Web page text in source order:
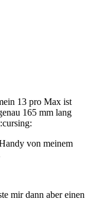
13 pro Max ist
165 mm lang
von meinem
mir dann aber einen